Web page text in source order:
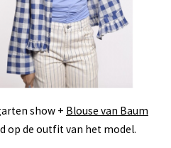
show + Blouse van Baum
op de outfit van het model.